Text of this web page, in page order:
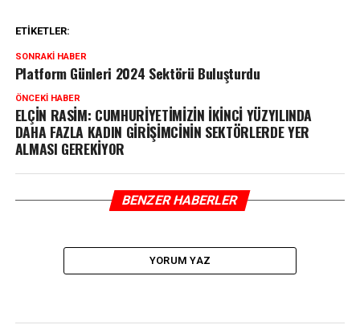
ETIKETLER:
SONRAKI HABER
Platform Günleri 2024 Sektörü Buluşturdu
ÖNCEKI HABER
ELÇİN RASİM: CUMHURİYETİMİZİN İKİNCİ YÜZYILINDA
DAHA FAZLA KADIN GİRİŞİMCİNİN SEKTÖRLERDE YER
ALMASI GEREKİYOR
BENZER HABERLER
YORUM YAZ